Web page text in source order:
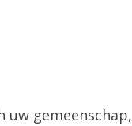
gemeenschap,